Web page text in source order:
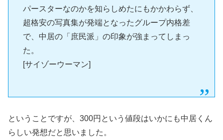
パースターなのかを知らしめたにもかかわらず、
超格安の写真集が発端となったグループ内格差
で、中居の「庶民派」の印象が強まってしまっ
た。
[サイゾーウーマン]
ということですが、300円という値段はいかにも中居くん
らしい発想だと思いました。